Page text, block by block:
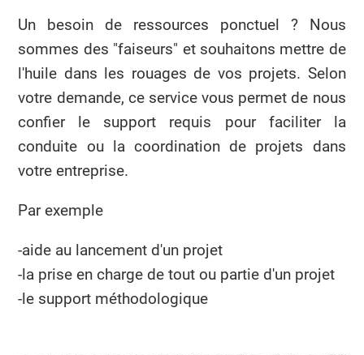
Un besoin de ressources ponctuel ? Nous
sommes des "faiseurs" et souhaitons mettre de
l'huile dans les rouages de vos projets. Selon
votre demande, ce service vous permet de nous
confier le support requis pour faciliter la
conduite ou la coordination de projets dans
votre entreprise.
Par exemple
-aide au lancement d'un projet
-la prise en charge de tout ou partie d'un projet
-le support méthodologique